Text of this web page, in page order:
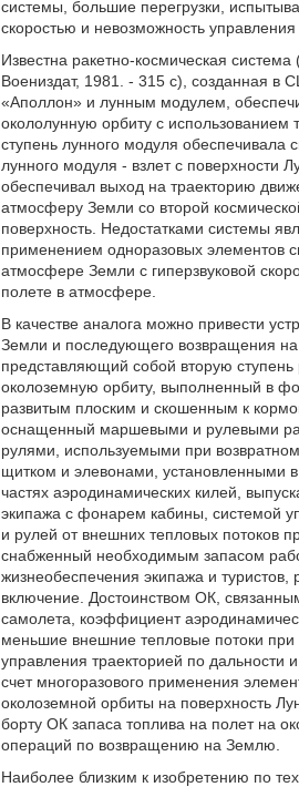
системы, большие перегрузки,
скоростью и невозможность
Известна ракетно-космическая
Воениздат, 1981. - 315 с), созданная
«Аполлон» и лунным модулем,
окололунную орбиту с
ступень лунного модуля обеспечивала
лунного модуля - взлет с
обеспечивал выход на траекторию
атмосферу Земли со второй
поверхность. Недостатками системы
применением одноразовых элементов
атмосфере Земли с гиперзвуковой
полете в атмосфере.
В качестве аналога можно привести
Земли и последующего возвращения
представляющий собой вторую
околоземную орбиту, выполненный в
развитым плоским и скошенным к
оснащенный маршевыми и рулевыми
рулями, используемыми при
щитком и элевонами, установленными
частях аэродинамических килей,
экипажа с фонарем кабины, системой
и рулей от внешних тепловых потоков
снабженный необходимым запасом
жизнеобеспечения экипажа и
включение. Достоинством ОК,
самолета, коэффициент
меньшие внешние тепловые потоки при
управления траекторией по дальности
счет многоразового применения
околоземной орбиты на поверхность
борту ОК запаса топлива на полет на
операций по возвращению на Землю.
Наиболее близким к изобретению по